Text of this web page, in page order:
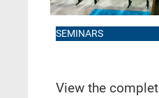
SEMINARS
View the